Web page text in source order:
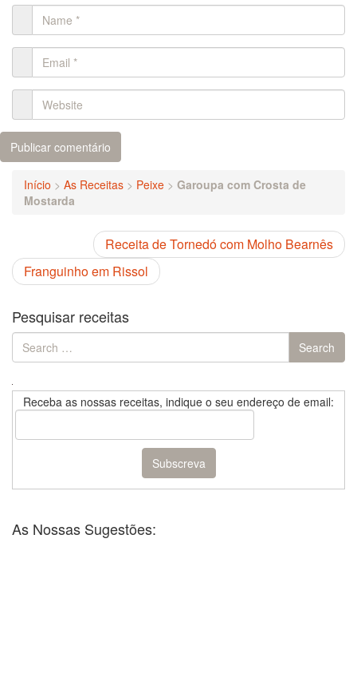
Início > As Receitas > Peixe > Garoupa com Crosta de
Mostarda
Receita de Tornedó com Molho Bearnês
Franguinho em Rissol
Pesquisar receitas
Search
for:
Search
Receba as nossas receitas, indique o seu endereço de email:
As Nossas Sugestões: